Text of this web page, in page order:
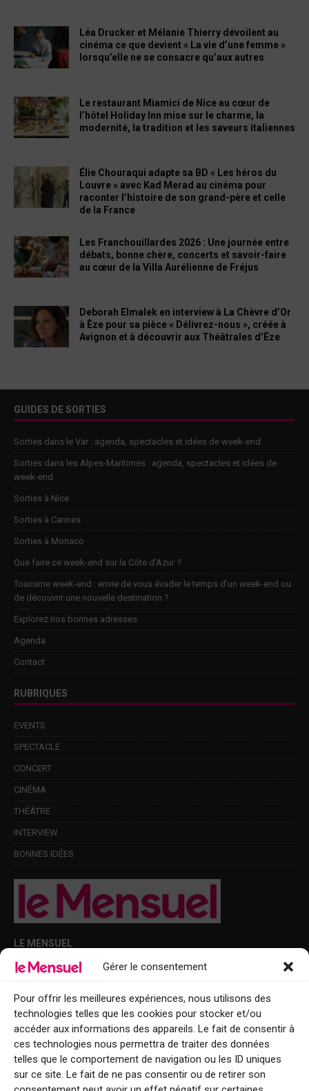
Gérer le consentement
Pour offrir les meilleures expériences, nous utilisons des
technologies telles que les cookies pour stocker et/ou
accéder aux informations des appareils. Le fait de consentir à
ces technologies nous permettra de traiter des données
telles que le comportement de navigation ou les ID uniques
sur ce site. Le fait de ne pas consentir ou de retirer son
Léa Drucker et Mélanie Thierry dévoilent au
cinéma ce que devient « La vie d’une femme »
lorsqu’elle ne se consacre qu’aux autres
Le restaurant Miamici de Nice au cœur de
l’hôtel Holiday Inn mise sur le charme, la
modernité, la tradition et les saveurs italiennes
Élie Chouraqui adapte sa BD « Les héros du
Louvre » avec Kad Merad au cinéma pour
raconter l’histoire de son grand-père et celle
de la France
Les Franchouillardes 2026 : Une journée entre
débats, bonne chère, concerts et savoir-faire
au cœur de la Villa Aurélienne de Fréjus
Deborah Elmalek en interview à La Chèvre d’Or
à Èze pour sa pièce « Délivrez-nous », créée à
Avignon et à découvrir aux Théâtrales d’Èze
GUIDES DE SORTIES
Sorties dans le Var : agenda, spectacles et idées de week-end
Sorties dans les Alpes-Maritimes : agenda, spectacles et idées de
week-end
Sorties à Nice
Sorties à Cannes
Sorties à Monaco
Que faire ce week-end sur la Côte d’Azur ?
Tourisme week-end : envie de vous évader le temps d’un week-end ou
de découvrir une nouvelle destination ?
Explorez nos bonnes adresses
Agenda
Contact
RUBRIQUES
EVENTS
SPECTACLE
CONCERT
CINÉMA
THÉÂTRE
INTERVIEW
BONNES IDÉES
LE MENSUEL
Points de diffusion Var et Alpes-Maritimes : oû trouver Le Mensuel ?
Le Mensuel en PDF : consultez le magazine en ligne
Qui sommes-nous ?
BFM Top Sorties
EVENT